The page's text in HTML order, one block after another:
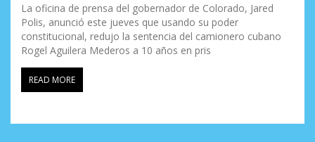
La oficina de prensa del gobernador de Colorado, Jared
Polis, anunció este jueves que usando su poder
constitucional, redujo la sentencia del camionero cubano
Rogel Aguilera Mederos a 10 años en pris
READ MORE